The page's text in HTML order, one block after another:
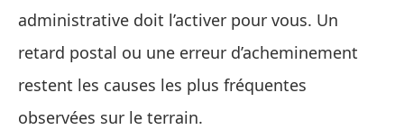
administrative doit l’activer pour vous. Un
retard postal ou une erreur d’acheminement
restent les causes les plus fréquentes
observées sur le terrain.